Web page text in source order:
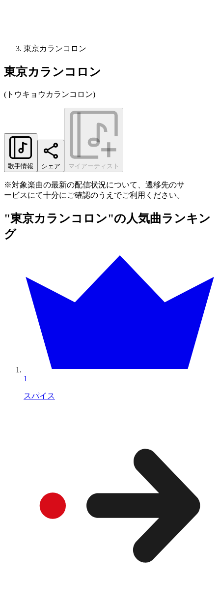
東京カランコロン
東京カランコロン
( トウキョウカランコロン)
歌手情報 シェア マイアーティスト
※対象楽曲の最新の配信状況について、遷移先のサ
ービスにて十分にご確認のうえでご利用ください。
"東京カランコロン"の人気曲ランキン
グ
1
スパイス